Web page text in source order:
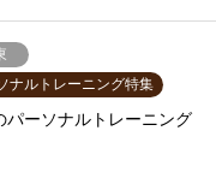
ナルトレーニング特集
パーソナルトレーニング